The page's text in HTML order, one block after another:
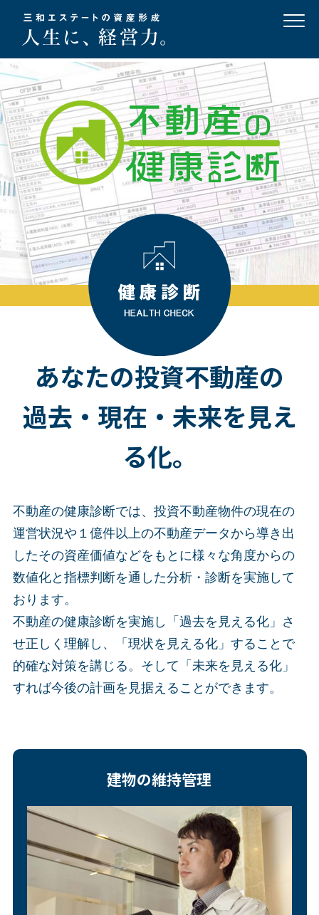
あなたの投資不動産の
過去・現在・未来を見え
る化。
不動産の健康診断では、投資不動産物件の現在の
運営状況や１億件以上の不動産データから導き出
したその資産価値などをもとに様々な角度からの
数値化と指標判断を通した分析・診断を実施して
おります。
不動産の健康診断を実施し「過去を見える化」さ
せ正しく理解し、「現状を見える化」することで
的確な対策を講じる。そして「未来を見える化」
すれば今後の計画を見据えることができます。
建物の維持管理